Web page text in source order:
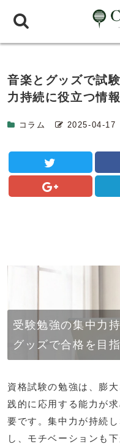
音楽とグッズで試
力持続に役立つ情報
コラム 2025-04-17
受験勉強の集中力
グッズで合格を目
資格試験の勉強は、膨
践的に応用する能力が
要です。集中力が持続
し、モチベーションも